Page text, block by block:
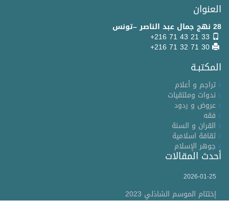
العنوان
28 نهج جمال عبد الناصر –تونس
+216 71 43 21 33
+216 71 32 71 30
المكتبـة
تراجم و أعلام
ندوات وملتقيات
عروض و ردود
فقه
القران و السنة
ثقافة اسلامية
جوهر الإسلام
أحدث المقالات
2026-01-25
إختتام الموسم الشاذلي 2023